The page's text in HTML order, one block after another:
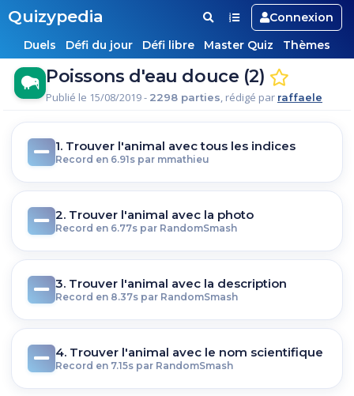
Quizypedia
Connexion
Duels
Défi du jour Défi libre Master Quiz Thèmes
Poissons d'eau douce (2)
Publié le 15/08/2019 - 2298 parties, rédigé par raffaele
1. Trouver l'animal avec tous les indices
Record en 6.91s par mmathieu
2. Trouver l'animal avec la photo
Record en 6.77s par RandomSmash
3. Trouver l'animal avec la description
Record en 8.37s par RandomSmash
4. Trouver l'animal avec le nom scientifique
Record en 7.15s par RandomSmash